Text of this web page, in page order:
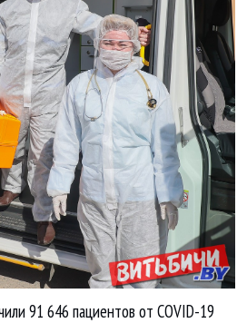
91 646 пациентов от COVID-19